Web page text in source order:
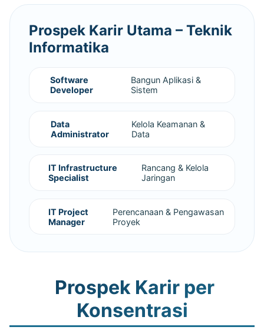
Prospek Karir Utama – Teknik
Informatika
Software
Developer
Bangun Aplikasi &
Sistem
Data
Administrator
Kelola Keamanan &
Data
IT Infrastructure
Specialist
Rancang & Kelola
Jaringan
IT Project
Manager
Perencanaan & Pengawasan
Proyek
Prospek Karir per
Konsentrasi